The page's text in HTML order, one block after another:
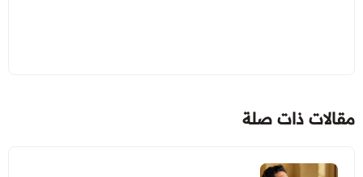
مقالات ذات صلة